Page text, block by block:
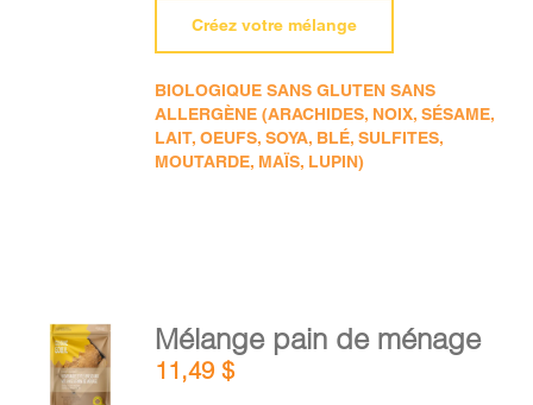
Créez votre mélange
BIOLOGIQUE SANS GLUTEN SANS
ALLERGÈNE (ARACHIDES, NOIX, SÉSAME,
LAIT, OEUFS, SOYA, BLÉ, SULFITES,
MOUTARDE, MAÏS, LUPIN)
AJOUTER
AU
PANIER
Mélange pain de ménage
11,49$